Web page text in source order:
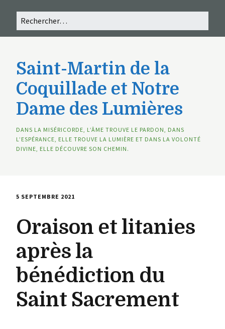
Saint-Martin de la
Coquillade et Notre
Dame des Lumières
DANS LA MISÉRICORDE, L’ÂME TROUVE LE PARDON, DANS
L’ESPÉRANCE, ELLE TROUVE LA LUMIÈRE ET DANS LA VOLONTÉ
DIVINE, ELLE DÉCOUVRE SON CHEMIN.
5 SEPTEMBRE 2021
Oraison et litanies
après la
bénédiction du
Saint Sacrement